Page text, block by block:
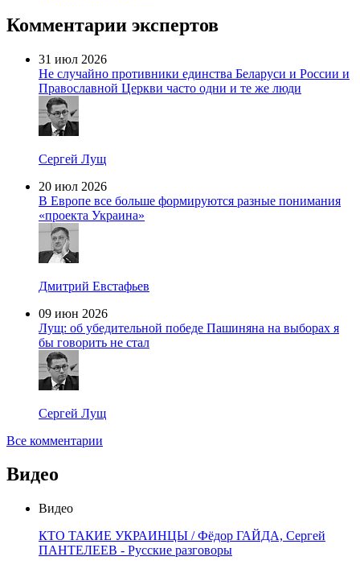
Комментарии экспертов
31 июл 2026
Не случайно противники единства Беларуси и России и
Православной Церкви часто одни и те же люди
Сергей Лущ
20 июл 2026
В Европе все больше формируются разные понимания
«проекта Украина»
Дмитрий Евстафьев
09 июн 2026
Лущ: об убедительной победе Пашиняна на выборах я
бы говорить не стал
Сергей Лущ
Все комментарии
Видео
Видео
КТО ТАКИЕ УКРАИНЦЫ / Фёдор ГАЙДА, Сергей
ПАНТЕЛЕЕВ - Русские разговоры